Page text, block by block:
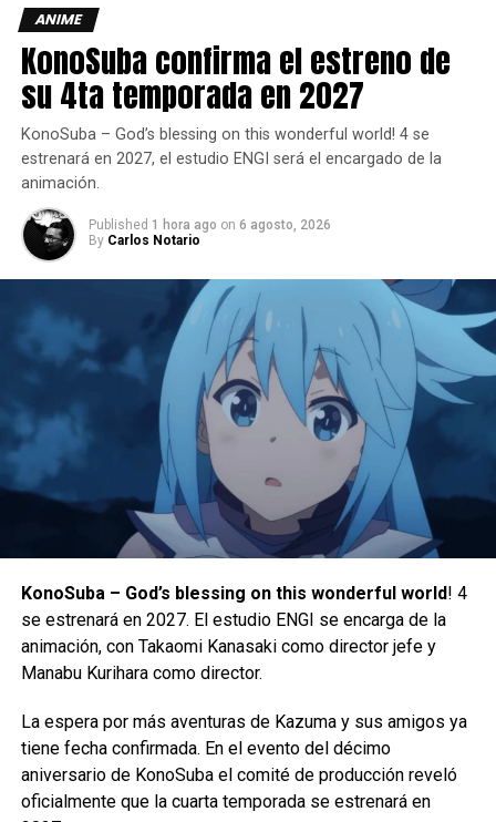
Hulk vs. Wolverine
Infernal Hulk vs. Fantastic Four
Man
n.º 1 e Infernal Hulk vs. Avengers n.º 1.
Cada número único ofrecerá una derrota devastadora que
acercará a Infernal Hulk un paso más a la reconstrucción
del Universo Marvel a su retorcida imagen.
En el proceso, se dice que los lectores presenciarán el
surgimiento de los Infernal Avengers —el aterrador equipo
de héroes corrompidos de Infernal Hulk—, vistos por
primera vez en el especial del Comics Giveaway Day:
Amazing Spider-Mann.º 1000 /
Con motivo del próximo lanzamiento de PUBG:
Playgrounds, KRAFTON y CurseForge, una de las mayores
plataformas del mundo de mods y complementos,
PUBG: BATTLEGROUNDS UGC, una competición mundial
para creadores con un fondo de premios de $95,000
dólares.
ANIME
KonoSuba confirma el estreno de
su 4ta temporada en 2027
KonoSuba – God’s blessing on this wonderful world! 4 se
estrenará en 2027, el estudio ENGI será el encargado de la
animación.
Published 1 hora ago on 6 agosto, 2026
By Carlos Notario
KonoSuba – God’s blessing on this wonderful world! 4
se estrenará en 2027. El estudio ENGI se encarga de la
animación, con Takaomi Kanasaki como director jefe y
Manabu Kurihara como director.
La espera por más aventuras de Kazuma y sus amigos ya
tiene fecha confirmada. En el evento del décimo
aniversario de KonoSuba el comité de producción reveló
oficialmente que la cuarta temporada se estrenará en